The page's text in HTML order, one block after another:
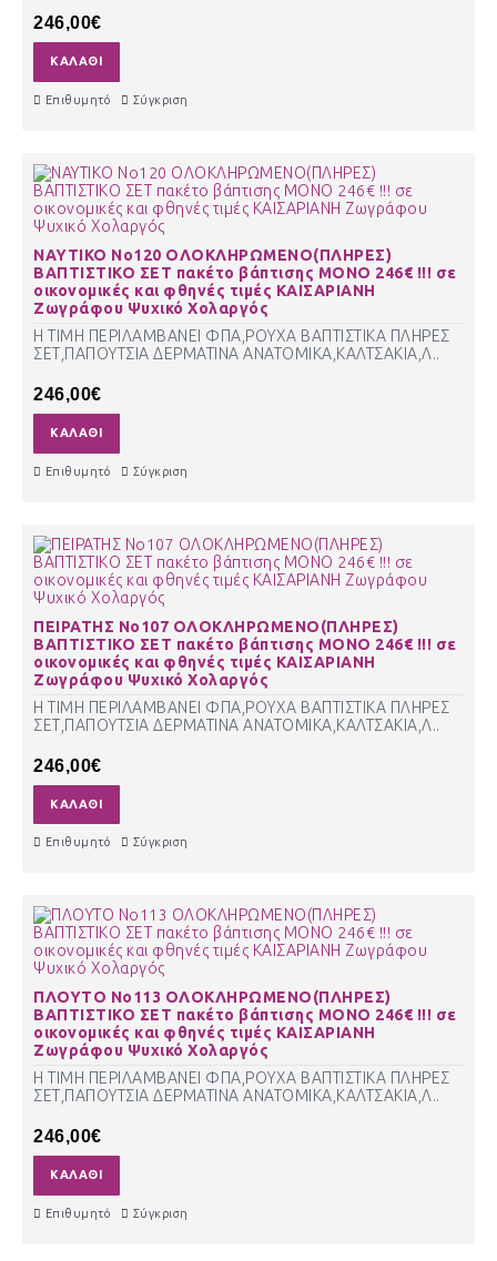
246,00€
ΚΑΛΆΘΙ
Επιθυμητό Σύγκριση
ΝΑΥΤΙΚΟ Νο120 ΟΛΟΚΛΗΡΩΜΕΝΟ(ΠΛΗΡΕΣ)
ΒΑΠΤΙΣΤΙΚΟ ΣΕΤ πακέτο βάπτισης ΜΟΝΟ 246€ !!! σε
οικονομικές και φθηνές τιμές ΚΑΙΣΑΡΙΑΝΗ
Ζωγράφου Ψυχικό Χολαργός
Η ΤΙΜΗ ΠΕΡΙΛΑΜΒΑΝΕΙ ΦΠΑ,ΡΟΥΧΑ ΒΑΠΤΙΣΤΙΚΑ ΠΛΗΡΕΣ
ΣΕΤ,ΠΑΠΟΥΤΣΙΑ ΔΕΡΜΑΤΙΝΑ ΑΝΑΤΟΜΙΚΑ,ΚΑΛΤΣΑΚΙΑ,Λ..
246,00€
ΚΑΛΆΘΙ
Επιθυμητό Σύγκριση
ΠΕΙΡΑΤΗΣ Νο107 ΟΛΟΚΛΗΡΩΜΕΝΟ(ΠΛΗΡΕΣ)
ΒΑΠΤΙΣΤΙΚΟ ΣΕΤ πακέτο βάπτισης ΜΟΝΟ 246€ !!! σε
οικονομικές και φθηνές τιμές ΚΑΙΣΑΡΙΑΝΗ
Ζωγράφου Ψυχικό Χολαργός
Η ΤΙΜΗ ΠΕΡΙΛΑΜΒΑΝΕΙ ΦΠΑ,ΡΟΥΧΑ ΒΑΠΤΙΣΤΙΚΑ ΠΛΗΡΕΣ
ΣΕΤ,ΠΑΠΟΥΤΣΙΑ ΔΕΡΜΑΤΙΝΑ ΑΝΑΤΟΜΙΚΑ,ΚΑΛΤΣΑΚΙΑ,Λ..
246,00€
ΚΑΛΆΘΙ
Επιθυμητό Σύγκριση
ΠΛΟΥΤΟ Νο113 ΟΛΟΚΛΗΡΩΜΕΝΟ(ΠΛΗΡΕΣ)
ΒΑΠΤΙΣΤΙΚΟ ΣΕΤ πακέτο βάπτισης ΜΟΝΟ 246€ !!! σε
οικονομικές και φθηνές τιμές ΚΑΙΣΑΡΙΑΝΗ
Ζωγράφου Ψυχικό Χολαργός
Η ΤΙΜΗ ΠΕΡΙΛΑΜΒΑΝΕΙ ΦΠΑ,ΡΟΥΧΑ ΒΑΠΤΙΣΤΙΚΑ ΠΛΗΡΕΣ
ΣΕΤ,ΠΑΠΟΥΤΣΙΑ ΔΕΡΜΑΤΙΝΑ ΑΝΑΤΟΜΙΚΑ,ΚΑΛΤΣΑΚΙΑ,Λ..
246,00€
ΚΑΛΆΘΙ
Επιθυμητό Σύγκριση